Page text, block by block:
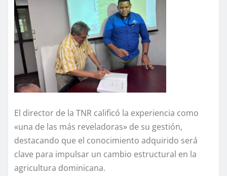
El director de la TNR calificó la experiencia como
«una de las más reveladoras» de su gestión,
destacando que el conocimiento adquirido será
clave para impulsar un cambio estructural en la
agricultura dominicana.